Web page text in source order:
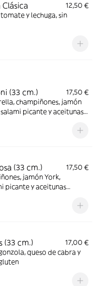
12,50 €
y lechuga, sin
(33 cm.)
17,50 €
champiñones, jamón
picante y aceitunas,
(33 cm.)
17,50 €
jamón York,
picante y aceitunas
(33 cm.)
17,00 €
queso de cabra y